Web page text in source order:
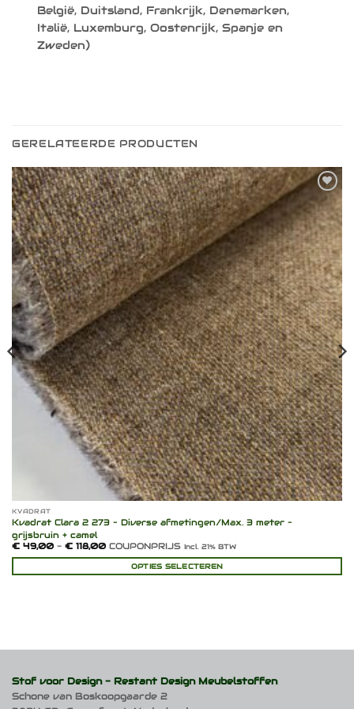
België, Duitsland, Frankrijk, Denemarken,
Italië, Luxemburg, Oostenrijk, Spanje en
Zweden)
GERELATEERDE PRODUCTEN
Toevoegen
aan
verlanglijst
KVADRAT
Kvadrat Clara 2 273 – Diverse afmetingen/Max. 3 meter –
grijsbruin + camel
€49,00 - €118,00Prijsklasse:
€ 49,00
tot
€ 118,00
COUPONPRIJS Incl. 21% BTW
OPTIES SELECTEREN
Deze
gekozen
worden
Stof voor Design - Restant Design Meubelstoffen
Schone van Boskoopgaarde 2